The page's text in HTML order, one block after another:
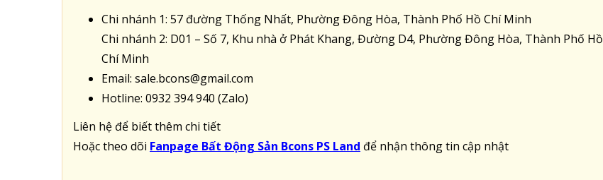
Chi nhánh 1: 57 đường Thống Nhất, Phường Đông Hòa, Thành Phố Hồ Chí Minh
Chi nhánh 2: D01 – Số 7, Khu nhà ở Phát Khang, Đường D4, Phường Đông Hòa, Thành Phố Hồ
Chí Minh
Email: sale.bcons@gmail.com
Hotline: 0932 394 940 (Zalo)
Liên hệ để biết thêm chi tiết
Hoặc theo dõi Fanpage Bất Động Sản Bcons PS Land để nhận thông tin cập nhật